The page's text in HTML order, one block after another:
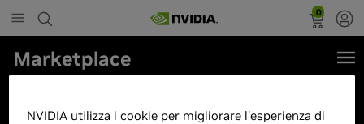
0
Marketplace
NVIDIA utilizza i cookie per migliorare l'esperienza di